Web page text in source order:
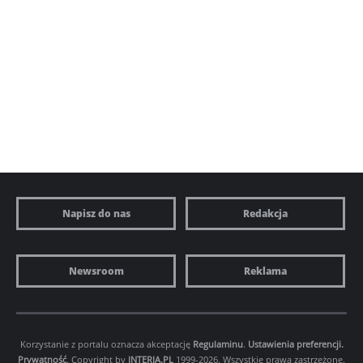
Napisz do nas Redakcja
Newsroom Reklama
Korzystanie z portalu oznacza akceptację Regulaminu. Ustawienia preferencji.
Prywatność. Copyright by INTERIA.PL 1999-2026. Wszystkie prawa zastrzeżone.